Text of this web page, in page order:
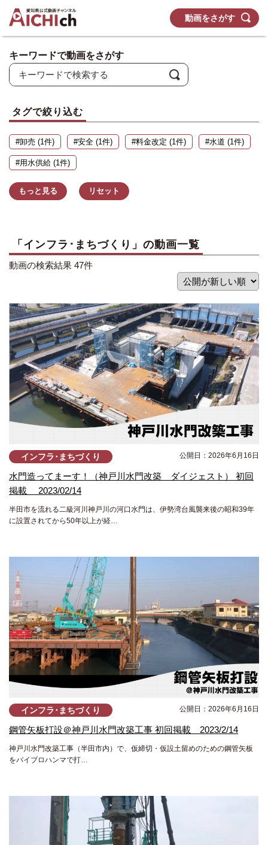
動画をさがす
キーワードで動画をさがす
タグで絞り込む
#卸売 (1件) #安全 (1件) #料金改定 (1件) #水道 (1件)
#用水供給 (1件)
もっと見る リセット
「インフラ･まちづくり」の動画一覧
動画の検索結果 47件
インフラ･まちづくり 公開日：2026年6月16日
水門造ってまーす！（神戸川水門改築 ダイジェスト） 初回
掲載 2023/02/14
半田市を流れる二級河川神戸川の河口水門は、伊勢湾台風襲来後の昭和39年
に設置されてから50年以上が経…
インフラ･まちづくり 公開日：2026年6月16日
鋼管矢板打設＠神戸川水門改築工事 初回掲載 2023/2/14
神戸川水門改築工事（半田市内）で、仮締切・仮設土留めのための鋼管矢板
をバイブロハンマで打…